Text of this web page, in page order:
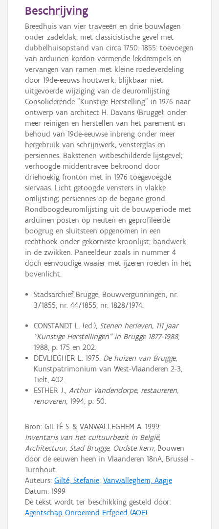
Beschrijving
Breedhuis van vier traveeën en drie bouwlagen
onder zadeldak, met classicistische gevel met
dubbelhuisopstand van circa 1750. 1855: toevoegen
van arduinen kordon vormende lekdrempels en
vervangen van ramen met kleine roedeverdeling
door 19de-eeuws houtwerk; blijkbaar niet
uitgevoerde wijziging van de deuromlijsting
Consoliderende "Kunstige Herstelling" in 1976 naar
ontwerp van architect H. Davans (Brugge): onder
meer reinigen en herstellen van het parement en
behoud van 19de-eeuwse inbreng onder meer
hergebruik van schrijnwerk, vensterglas en
persiennes. Bakstenen witbeschilderde lijstgevel;
verhoogde middentravee bekroond door
driehoekig fronton met in 1976 toegevoegde
siervaas. Licht getoogde vensters in vlakke
omlijsting; persiennes op de begane grond.
Rondboogdeuromlijsting uit de bouwperiode met
arduinen posten op neuten en geprofileerde
boogrug en sluitsteen opgenomen in een
rechthoek onder gekorniste kroonlijst; bandwerk
in de zwikken. Paneeldeur zoals in nummer 4
doch eenvoudige waaier met ijzeren roeden in het
bovenlicht.
Stadsarchief Brugge, Bouwvergunningen, nr.
3/1855, nr. 44/1855, nr. 1828/1974.
CONSTANDT L. (ed.), Stenen herleven, 111 jaar
"Kunstige Herstellingen" in Brugge 1877-1988,
1988, p. 175 en 202.
DEVLIEGHER L. 1975: De huizen van Brugge,
Kunstpatrimonium van West-Vlaanderen 2-3,
Tielt, 402.
ESTHER J., Arthur Vandendorpe, restaureren,
renoveren, 1994, p. 50.
Bron: GILTÉ S. & VANWALLEGHEM A. 1999:
Inventaris van het cultuurbezit in België,
Architectuur, Stad Brugge, Oudste kern, Bouwen
door de eeuwen heen in Vlaanderen 18nA, Brussel -
Turnhout.
Auteurs: Gilté, Stefanie; Vanwalleghem, Aagje
Datum: 1999
De tekst wordt ter beschikking gesteld door:
Agentschap Onroerend Erfgoed (AOE)